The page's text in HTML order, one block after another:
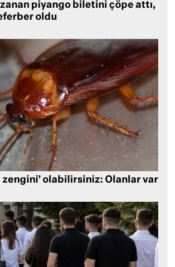
piyango biletini çöpe attı,
oldu
zengini’ olabilirsiniz: Olanlar var